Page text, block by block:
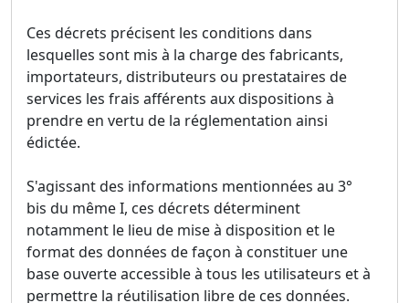
Ces décrets précisent les conditions dans
lesquelles sont mis à la charge des fabricants,
importateurs, distributeurs ou prestataires de
services les frais afférents aux dispositions à
prendre en vertu de la réglementation ainsi
édictée.
S'agissant des informations mentionnées au 3°
bis du même I, ces décrets déterminent
notamment le lieu de mise à disposition et le
format des données de façon à constituer une
base ouverte accessible à tous les utilisateurs et à
permettre la réutilisation libre de ces données.